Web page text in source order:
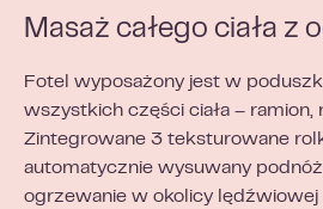
Masaż całego ciała z
Fotel wyposażony jest w
wszystkich części ciała – ramion,
Zintegrowane 3 teksturowane
automatycznie wysuwany
ogrzewanie w okolicy lędźwiowej